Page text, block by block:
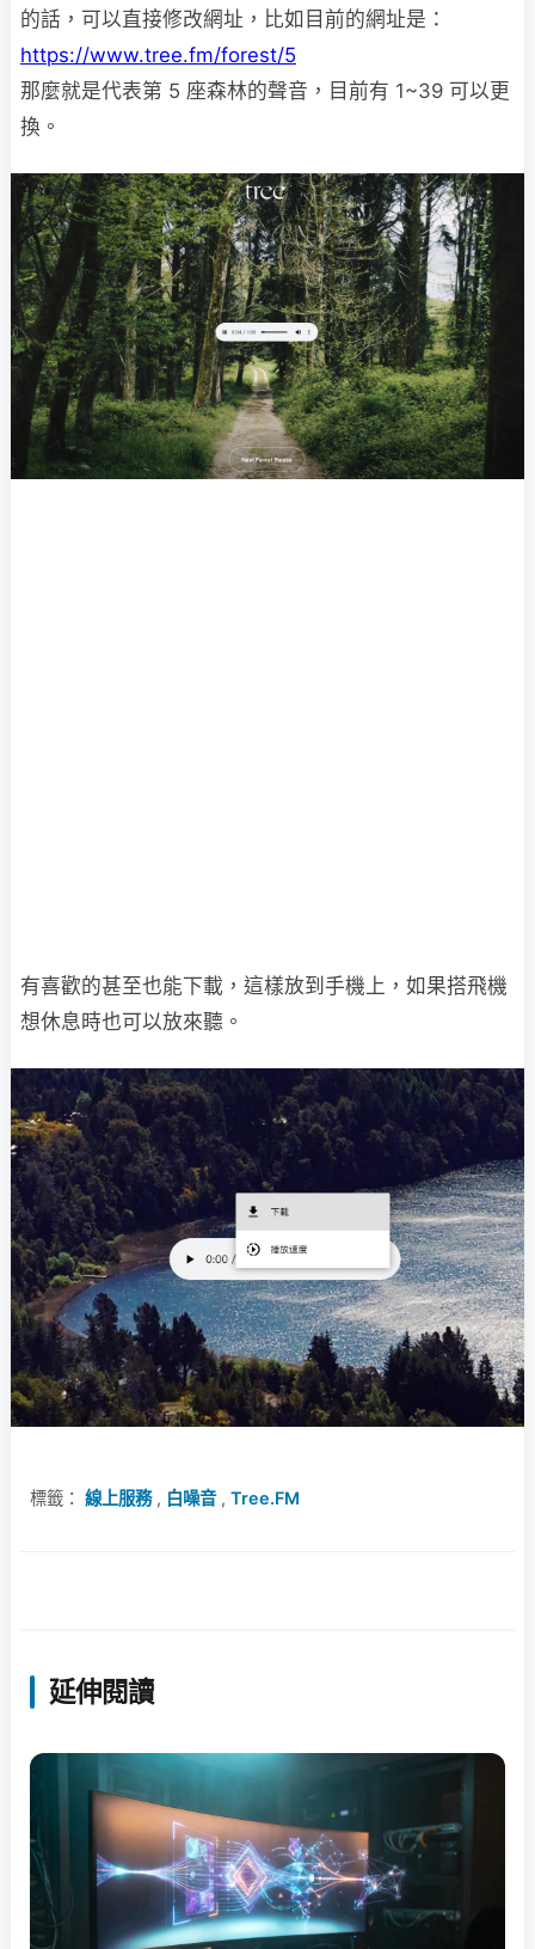
的話，可以直接修改網址，比如目前的網址是：
https://www.tree.fm/forest/5
那麼就是代表第 5 座森林的聲音，目前有 1~39 可以更
換。
有喜歡的甚至也能下載，這樣放到手機上，如果搭飛機
想休息時也可以放來聽。
標籤： 線上服務, 白噪音, Tree.FM
延伸閱讀